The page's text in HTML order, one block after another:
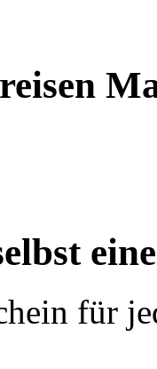
für